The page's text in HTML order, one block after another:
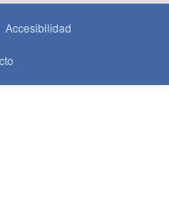
Accesibilidad